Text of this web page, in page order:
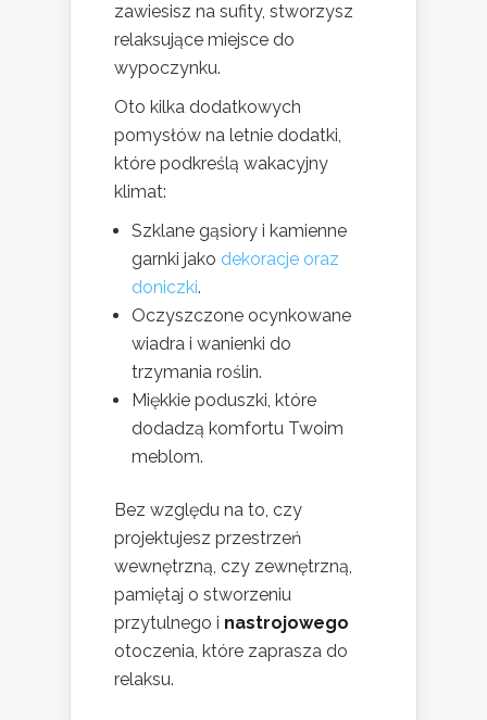
zawiesisz na sufity, stworzysz
relaksujące miejsce do
wypoczynku.
Oto kilka dodatkowych
pomysłów na letnie dodatki,
które podkreślą wakacyjny
klimat:
Szklane gąsiory i kamienne
garnki jako dekoracje oraz
doniczki.
Oczyszczone ocynkowane
wiadra i wanienki do
trzymania roślin.
Miękkie poduszki, które
dodadzą komfortu Twoim
meblom.
Bez względu na to, czy
projektujesz przestrzeń
wewnętrzną, czy zewnętrzną,
pamiętaj o stworzeniu
przytulnego i nastrojowego
otoczenia, które zaprasza do
relaksu.